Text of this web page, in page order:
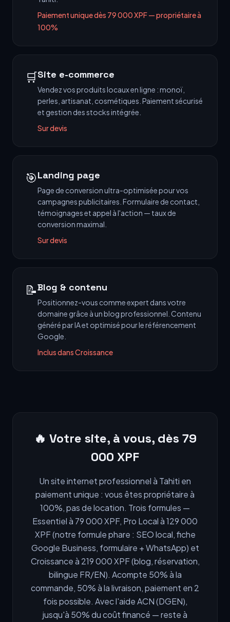
Paiement unique dès 79 000 XPF — propriétaire à
100%
🛒Site e-commerce
Vendez vos produits locaux en ligne : monoï,
perles, artisanat, cosmétiques. Paiement sécurisé
et gestion des stocks intégrée.
Sur devis
🎯Landing page
Page de conversion ultra-optimisée pour vos
campagnes publicitaires. Formulaire de contact,
témoignages et appel à l'action — taux de
conversion maximal.
Sur devis
📝Blog & contenu
Positionnez-vous comme expert dans votre
domaine grâce à un blog professionnel. Contenu
généré par IA et optimisé pour le référencement
Google.
Inclus dans Croissance
🔥 Votre site, à vous, dès 79
000 XPF
Un site internet professionnel à Tahiti en
paiement unique : vous êtes propriétaire à
100%, pas de location. Trois formules —
Essentiel à 79 000 XPF, Pro Local à 129 000
XPF (notre formule phare : SEO local, fiche
Google Business, formulaire + WhatsApp) et
Croissance à 219 000 XPF (blog, réservation,
bilingue FR/EN). Acompte 50% à la
commande, 50% à la livraison, paiement en 2
fois possible. Avec l'aide ACN (DGEN),
jusqu'à 50% du coût financé — reste à